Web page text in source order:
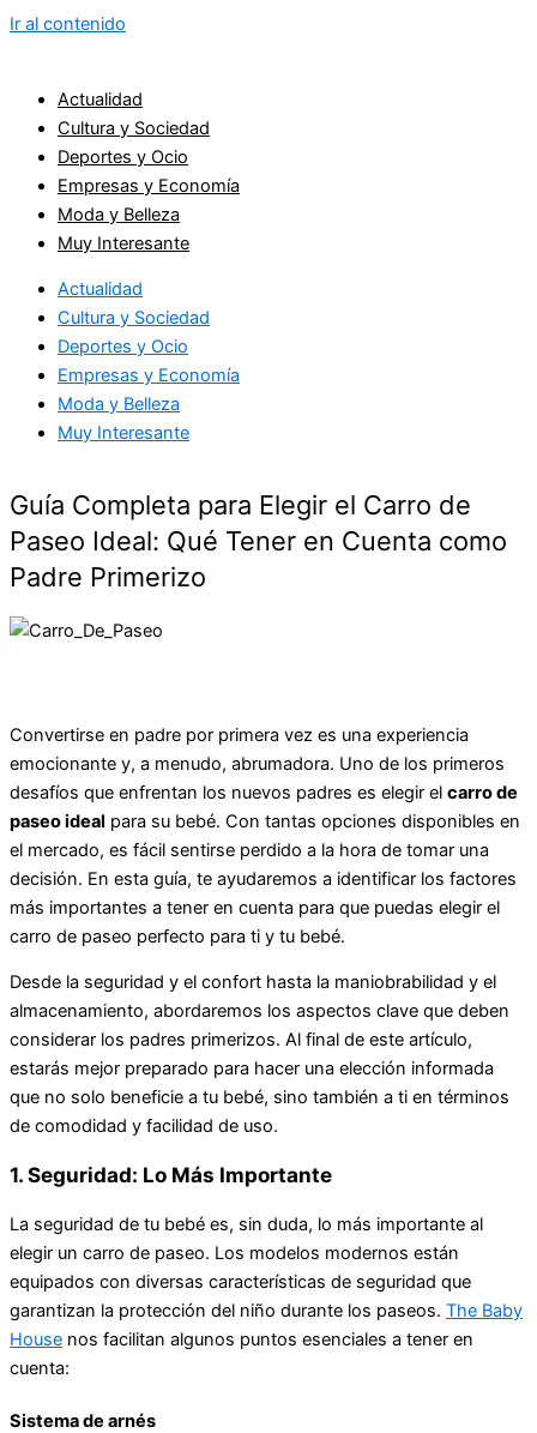
Ir al contenido
Actualidad
Cultura y Sociedad
Deportes y Ocio
Empresas y Economía
Moda y Belleza
Muy Interesante
Actualidad
Cultura y Sociedad
Deportes y Ocio
Empresas y Economía
Moda y Belleza
Muy Interesante
Guía Completa para Elegir el Carro de
Paseo Ideal: Qué Tener en Cuenta como
Padre Primerizo
Convertirse en padre por primera vez es una experiencia
emocionante y, a menudo, abrumadora. Uno de los primeros
desafíos que enfrentan los nuevos padres es elegir el carro de
paseo ideal para su bebé. Con tantas opciones disponibles en
el mercado, es fácil sentirse perdido a la hora de tomar una
decisión. En esta guía, te ayudaremos a identificar los factores
más importantes a tener en cuenta para que puedas elegir el
carro de paseo perfecto para ti y tu bebé.
Desde la seguridad y el confort hasta la maniobrabilidad y el
almacenamiento, abordaremos los aspectos clave que deben
considerar los padres primerizos. Al final de este artículo,
estarás mejor preparado para hacer una elección informada
que no solo beneficie a tu bebé, sino también a ti en términos
de comodidad y facilidad de uso.
1. Seguridad: Lo Más Importante
La seguridad de tu bebé es, sin duda, lo más importante al
elegir un carro de paseo. Los modelos modernos están
equipados con diversas características de seguridad que
garantizan la protección del niño durante los paseos. The Baby
House nos facilitan algunos puntos esenciales a tener en
cuenta:
Sistema de arnés